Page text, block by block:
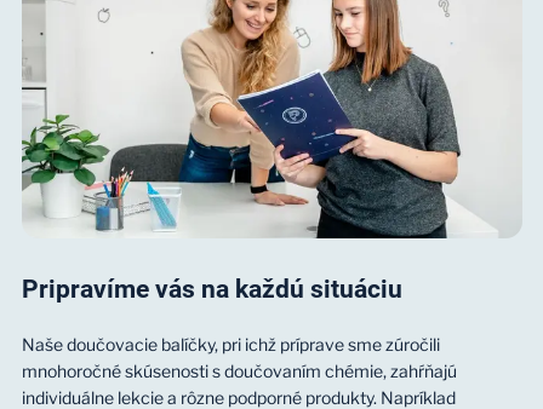
Pripravíme vás na každú situáciu
Naše doučovacie balíčky, pri ichž príprave sme zúročili
mnohoročné skúsenosti s doučovaním chémie, zahŕňajú
individuálne lekcie a rôzne podporné produkty. Napríklad